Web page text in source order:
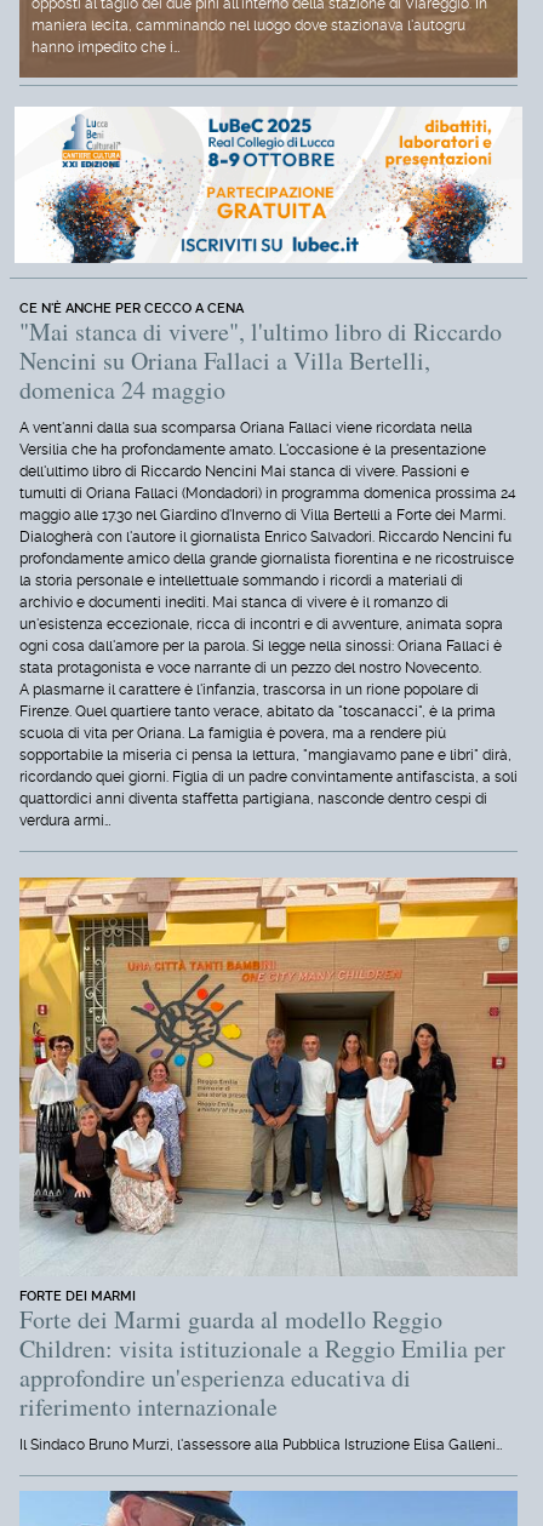
maniera lecita, camminando nel luogo dove stazionava l'autogru
hanno impedito che i…
CE N'È ANCHE PER CECCO A CENA
"Mai stanca di vivere", l'ultimo libro di Riccardo
Nencini su Oriana Fallaci a Villa Bertelli,
domenica 24 maggio
A vent'anni dalla sua scomparsa Oriana Fallaci viene ricordata nella
Versilia che ha profondamente amato. L'occasione è la presentazione
dell'ultimo libro di Riccardo Nencini Mai stanca di vivere. Passioni e
tumulti di Oriana Fallaci (Mondadori) in programma domenica prossima 24
maggio alle 17.30 nel Giardino d'Inverno di Villa Bertelli a Forte dei Marmi.
Dialogherà con l'autore il giornalista Enrico Salvadori. Riccardo Nencini fu
profondamente amico della grande giornalista fiorentina e ne ricostruisce
la storia personale e intellettuale sommando i ricordi a materiali di
archivio e documenti inediti. Mai stanca di vivere è il romanzo di
un'esistenza eccezionale, ricca di incontri e di avventure, animata sopra
ogni cosa dall'amore per la parola. Si legge nella sinossi: Oriana Fallaci è
stata protagonista e voce narrante di un pezzo del nostro Novecento.
A plasmarne il carattere è l'infanzia, trascorsa in un rione popolare di
Firenze. Quel quartiere tanto verace, abitato da "toscanacci", è la prima
scuola di vita per Oriana. La famiglia è povera, ma a rendere più
sopportabile la miseria ci pensa la lettura, "mangiavamo pane e libri" dirà,
ricordando quei giorni. Figlia di un padre convintamente antifascista, a soli
quattordici anni diventa staffetta partigiana, nasconde dentro cespi di
verdura armi…
FORTE DEI MARMI
Forte dei Marmi guarda al modello Reggio
Children: visita istituzionale a Reggio Emilia per
approfondire un'esperienza educativa di
riferimento internazionale
Il Sindaco Bruno Murzi, l'assessore alla Pubblica Istruzione Elisa Galleni…